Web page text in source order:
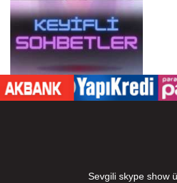
Sevgili skype show